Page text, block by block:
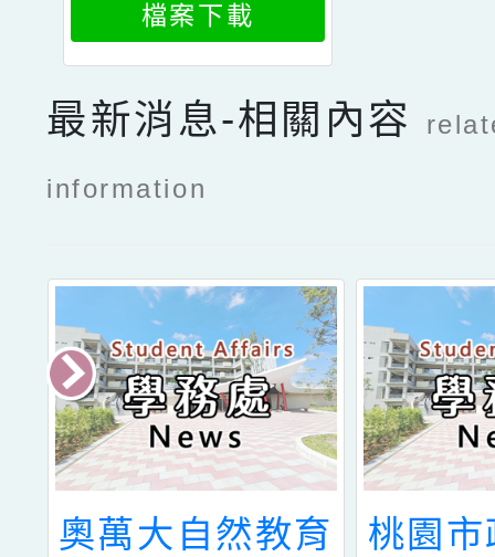
檔案下載
最新消息-相關內容
information
奧萬大自然教育
桃園